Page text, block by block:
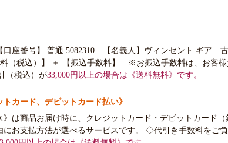
座番号】 普通 5082310 【名義人】ヴィンセント ギア
料（税込）】 ＋ 【振込手数料】 ※お振込手数料は、お客
（税込）が33,000円以上の場合は《送料無料》です。
カード、デビットカード払い》
》は商品お届け時に、クレジットカード・デビットカード（
にお支払方法が選べるサービスです。 ◇代引き手数料をご